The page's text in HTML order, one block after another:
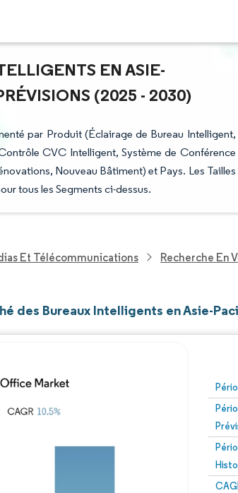
EN ASIE-
(2025 - 2030)
par Produit (Éclairage de Bureau Intelligent,
CVC Intelligent, Système de Conférence
Nouveau Bâtiment) et Pays. Les Tailles
tous les Segments ci-dessus.
Et Télécommunications Recherche En
des Bureaux Intelligents en Asie-